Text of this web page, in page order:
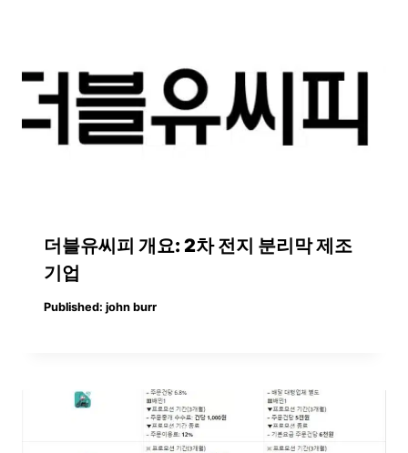
더블유씨피 개요: 2차 전지 분리막 제조
기업
Published: john burr